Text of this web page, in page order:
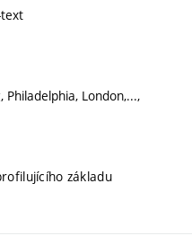
text
London,...,
základu